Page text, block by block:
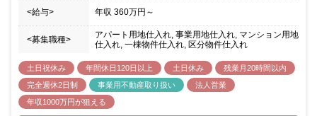
<給与> 年収 360万円 ～
<募集職種>
アパート用地仕入れ, 事業用地仕入れ, マンション用地
仕入れ, 一棟物件仕入れ, 区分物件仕入れ
土日祝休み 年間休日120日以上 土日休み
残業月20時間以内
完全週休2日制
事業用不動産取り扱い
法人営業
年収1000万円が狙える